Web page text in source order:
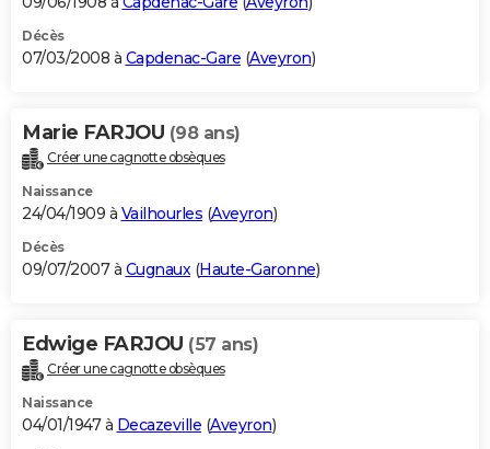
Décès
07/03/2008 à Capdenac-Gare (Aveyron)
Marie FARJOU (98 ans)
Créer une cagnotte obsèques
Naissance
24/04/1909 à Vailhourles (Aveyron)
Décès
09/07/2007 à Cugnaux(Haute-Garonne)
Edwige FARJOU (57 ans)
Créer une cagnotte obsèques
Naissance
04/01/1947 à Decazeville (Aveyron)